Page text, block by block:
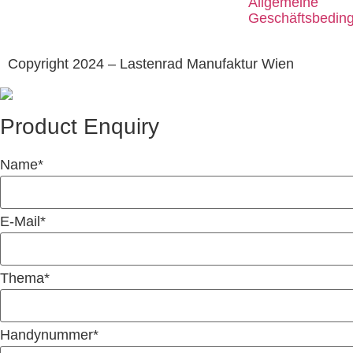
Copyright 2024 – Lastenrad Manufaktur Wien
Product Enquiry
Name*
E-Mail *
Thema*
Handynummer*